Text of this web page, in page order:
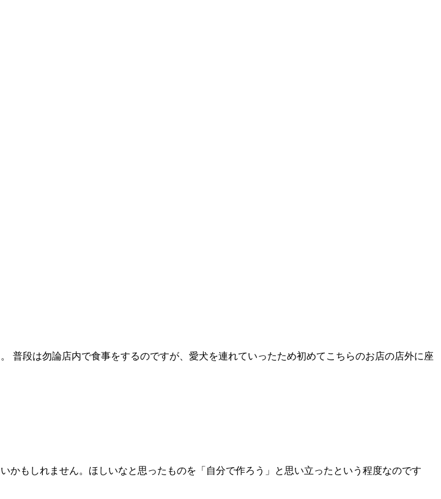
普段は勿論店内で食事をするのですが、愛犬を連れていったため初めてこちらのお店の店外に座
もしれません。ほしいなと思ったものを「自分で作ろう」と思い立ったという程度なのです